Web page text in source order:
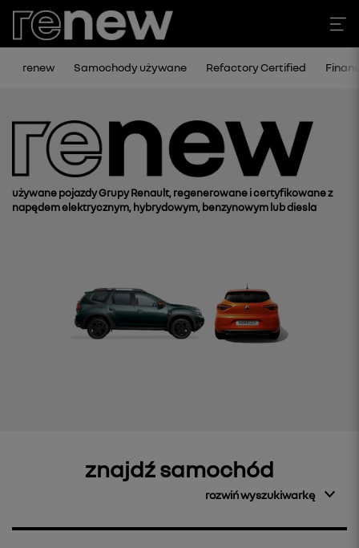
renew Samochody używane Refactory Certified
używane pojazdy Grupy Renault, regenerowane i certyfikowane z
napędem elektrycznym, hybrydowym, benzynowym lub diesla
znajdź samochód
rozwiń wyszukiwarkę